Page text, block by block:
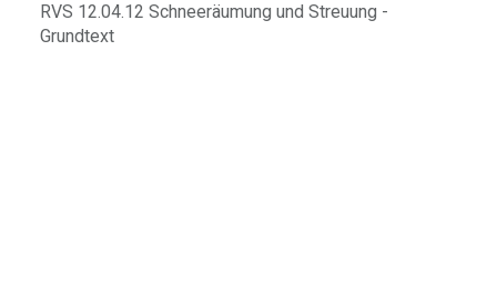
RVS 12.04.12 Schneeräumung und Streuung -
Grundtext